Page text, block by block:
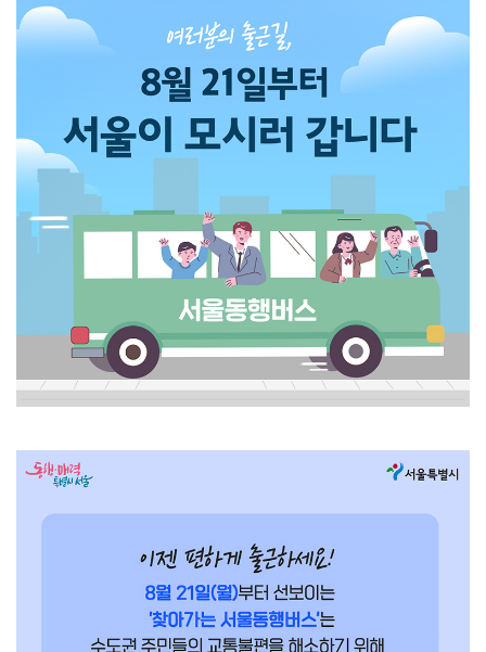
경
하
기
하
기